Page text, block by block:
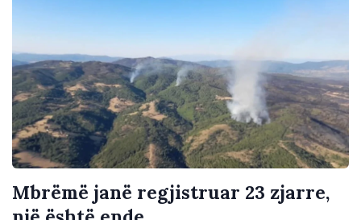
Mbrëmë janë regjistruar 23 zjarre,